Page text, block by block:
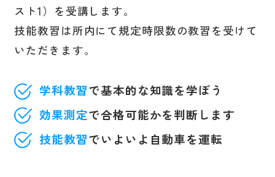
スト1）を受講します。
技能教習は所内にて規定時限数の教習を受けて
いただきます。
学科教習で基本的な知識を学ぼう
効果測定で合格可能かを判断します
技能教習でいよいよ自動車を運転